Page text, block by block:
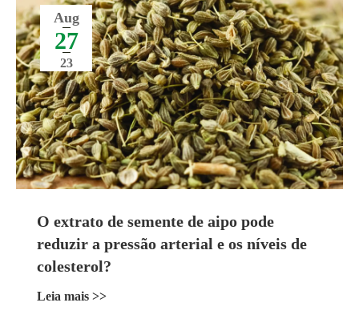
Aug
27
23
O extrato de semente de aipo pode
reduzir a pressão arterial e os níveis de
colesterol?
Leia mais >>